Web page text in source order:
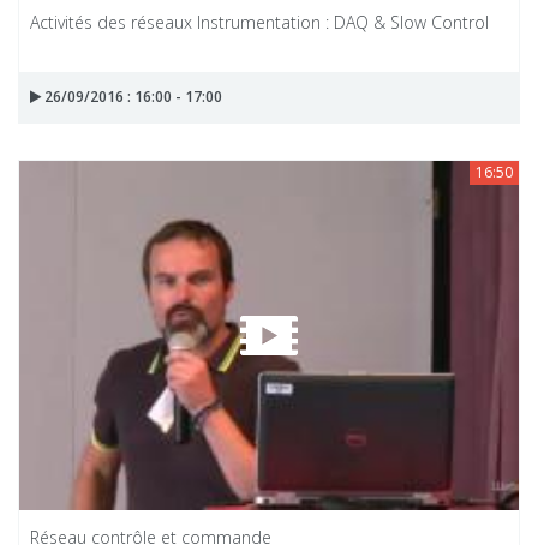
Activités des réseaux Instrumentation : DAQ & Slow Control
26/09/2016 : 16:00 - 17:00
16:50
Réseau contrôle et commande